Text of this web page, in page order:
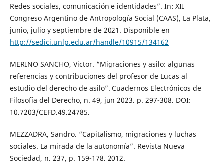
Redes sociales, comunicación e identidades”. In: XII
Congreso Argentino de Antropología Social (CAAS), La Plata,
junio, julio y septiembre de 2021. Disponible en
http://sedici.unlp.edu.ar/handle/10915/134162
MERINO SANCHO, Victor. “Migraciones y asilo: algunas
referencias y contribuciones del profesor de Lucas al
estudio del derecho de asilo”. Cuadernos Electrónicos de
Filosofía del Derecho, n. 49, jun 2023. p. 297-308. DOI:
10.7203/CEFD.49.24785.
MEZZADRA, Sandro. “Capitalismo, migraciones y luchas
sociales. La mirada de la autonomía”. Revista Nueva
Sociedad, n. 237, p. 159-178. 2012.